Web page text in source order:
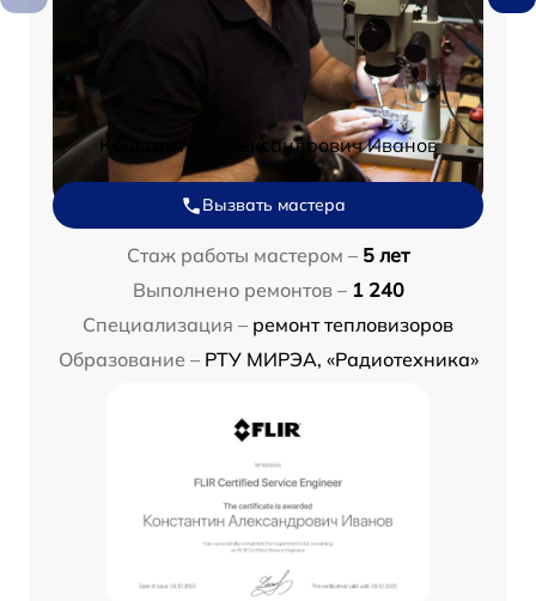
Константин Александрович Иванов
Вызвать мастера
Стаж работы мастером – 5 лет
Выполнено ремонтов – 1 240
Специализация – ремонт тепловизоров
Образование – РТУ МИРЭА, «Радиотехника»